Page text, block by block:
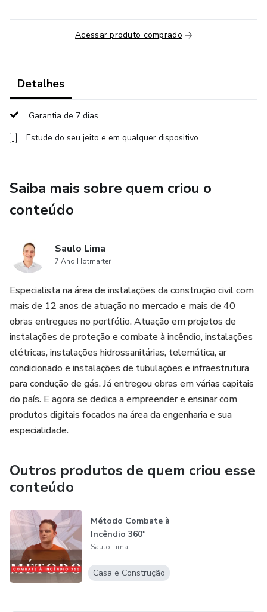
e sinalizações
✅ Como organizar e executar a obra de forma profissional
✅ Boas práticas, trechos da norma NBR 17240 e ITs
manutenção precificando corretamente os seus serviços
explicações simples, sem enrolação.
Ideal para quem quer se especializar, ampliar o portfólio de
prediais com foco em prevenção contra incêndios.
Acessar produto comprado
Detalhes
Garantia de 7 dias
Estude do seu jeito e em qualquer dispositivo
Saiba mais sobre quem criou o
conteúdo
Saulo Lima
7 Ano Hotmarter
Especialista na área de instalações da construção civil com
mais de 12 anos de atuação no mercado e mais de 40
obras entregues no portfólio. Atuação em projetos de
instalações de proteção e combate à incêndio, instalações
elétricas, instalações hidrossanitárias, telemática, ar
condicionado e instalações de tubulações e infraestrutura
para condução de gás. Já entregou obras em várias capitais
do país. E agora se dedica a empreender e ensinar com
produtos digitais focados na área da engenharia e sua
especialidade.
Outros produtos de quem criou esse
conteúdo
Método Combate à
Incêndio 360º
Saulo Lima
Casa e Construção